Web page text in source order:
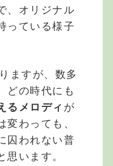
、オリジナル
っている様子
ますが、数多
どの時代にも
るメロディ が
わっても、
囚われない普
います。